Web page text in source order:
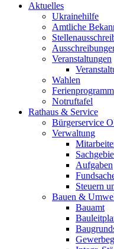
Aktuelles
Ukrainehilfe
Amtliche
Veranstaltungen
Wahlen
Ferienprogramm
Notruftafel
Rathaus & Service
Bürgerservice
Verwaltung
Aufgaben
Steuern
Bauen &
Bauamt